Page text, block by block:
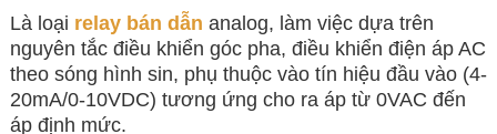
Là loại relay bán dẫn analog, làm việc dựa trên
nguyên tắc điều khiển góc pha, điều khiển điện áp AC
theo sóng hình sin, phụ thuộc vào tín hiệu đầu vào (4-
20mA/0-10VDC) tương ứng cho ra áp từ 0VAC đến
áp định mức.